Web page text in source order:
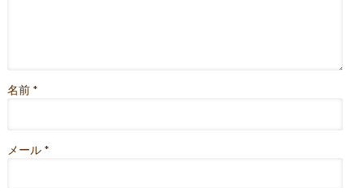
名前 *
メール *